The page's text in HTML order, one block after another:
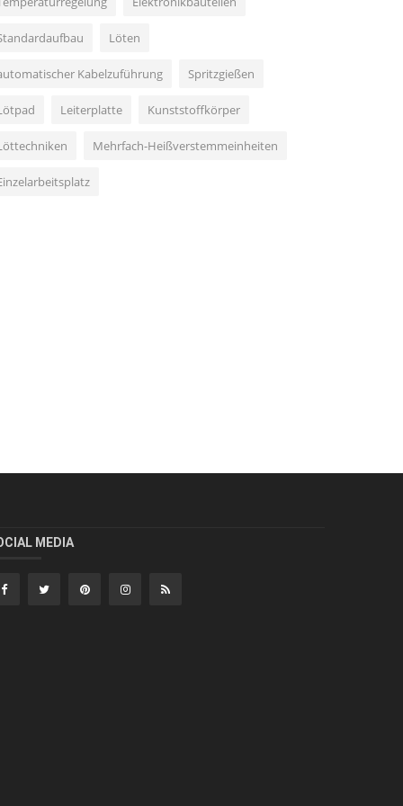
Löten
Kabelzuführung Spritzgießen
Leiterplatte Kunststoffkörper
Mehrfach-Heißverstemmeinheiten
MEDIA